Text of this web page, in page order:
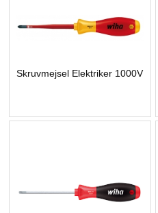
Skruvmejsel Elektriker 1000V